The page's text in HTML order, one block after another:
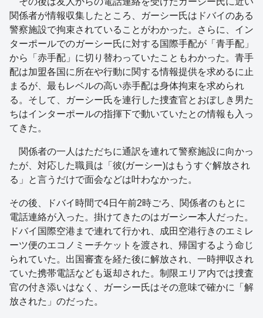
関係者が情報収集したところ、ガーシー氏はドバイのある
警察施設で拘束されていることがわかった。さらに、イン
ターポールでのガーシー氏に対する国際手配が「青手配」
から「赤手配」に切り替わっていたこともわかった。青手
配は加盟各国に所在や行動に関する情報提供を求めるに止
まるが、最もレベルの高い赤手配は身体拘束を求められ
る。そして、ガーシー氏を連行した捜査官とおぼしき男た
ちはインターポールの指揮下で動いていたとの情報も入っ
てきた。
関係者の一人はただちに通訳を連れて警察施設に向かっ
たが、対応した職員は「彼(ガーシー)はもうすぐ解放され
る」と言うだけで面会などは叶わなかった。
その後、ドバイ時間で4日午前2時ごろ、関係者のもとに
電話連絡が入った。掛けてきたのはガーシー本人だった。
ドバイ国際空港まで連れて行かれ、成田空港行きのエミレ
ーツ便のエコノミーチケットを渡され、帰国するよう命じ
られていた。出国審査を経た後に解放され、一時押収され
ていた携帯電話なども返却された。制限エリア内では捜査
官の付き添いはなく、ガーシー氏はその意味で確かに「解
放された」のだった。